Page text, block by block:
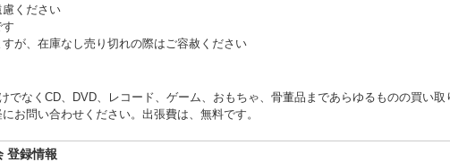
慮ください
す
が、在庫なし売り切れの際はご容赦ください
でなくCD、DVD、レコード、ゲーム、おもちゃ、骨董品まであらゆるものの買い
お問い合わせください。出張費は、無料です。
登録情報